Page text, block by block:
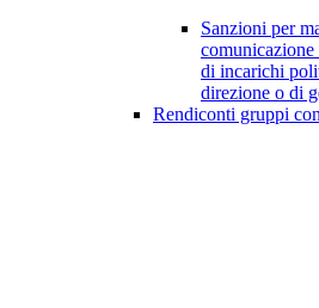
Sanzioni per
di incarichi
direzione o di
Rendiconti gruppi